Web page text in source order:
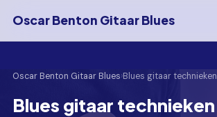
Oscar Benton Gitaar Blues
Oscar Benton Gitaar Blues›Blues gitaar technieken
Blues gitaar technieken